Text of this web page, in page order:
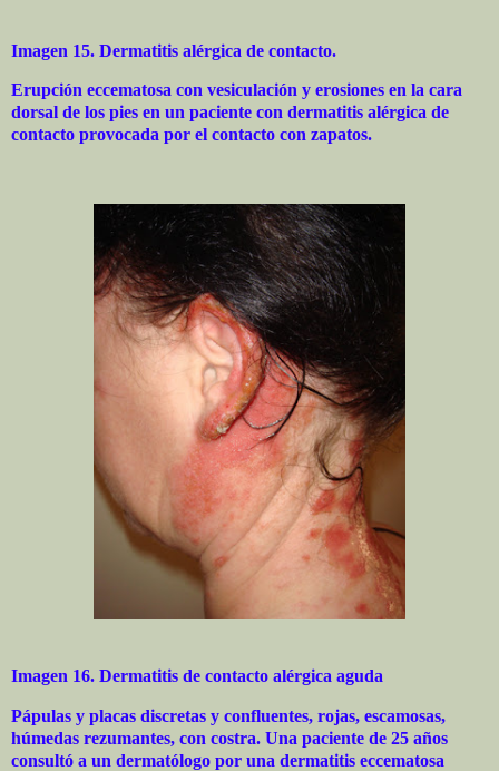
Imagen 15. Dermatitis alérgica de contacto.
Erupción eccematosa con vesiculación y erosiones en la cara
dorsal de los pies en un paciente con dermatitis alérgica de
contacto provocada por el contacto con zapatos.
Imagen 16. Dermatitis de contacto alérgica aguda
Pápulas y placas discretas y confluentes, rojas, escamosas,
húmedas rezumantes, con costra. Una paciente de 25 años
consultó a un dermatólogo por una dermatitis eccematosa